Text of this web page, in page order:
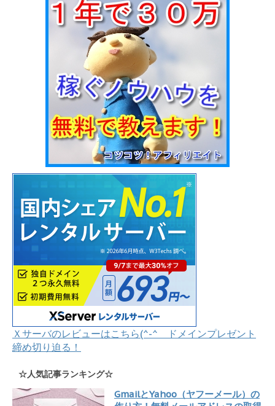
Ｘサーバのレビューはこちら(^-^ ドメインプレゼント
締め切り迫る！
☆人気記事ランキング☆
GmailとYahoo（ヤフーメール）の